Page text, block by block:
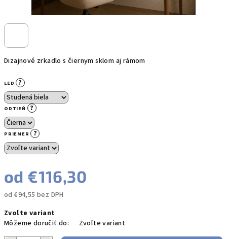
Dizajnové zrkadlo s čiernym sklom aj rámom
LED ?
ODTIEŇ ?
PRIEMER ?
od €116,30
od€94,55 bez DPH
cena:
Zvoľte variant
Môžeme doručiť do:
Zvoľte variant